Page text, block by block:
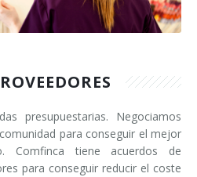
presupuestarias. Negociamos
para conseguir el mejor
Comfinca tiene acuerdos de
para conseguir reducir el coste